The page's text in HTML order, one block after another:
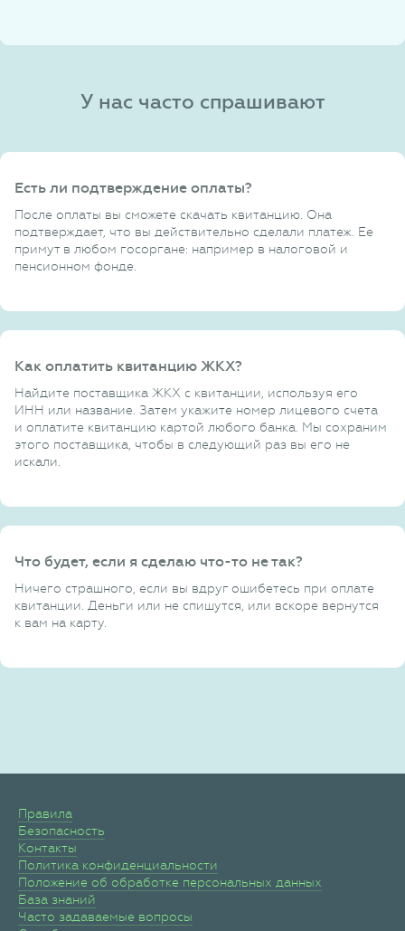
У нас часто спрашивают
Есть ли подтверждение оплаты?
После оплаты вы сможете скачать квитанцию. Она
подтверждает, что вы действительно сделали платеж. Ее
примут в любом госоргане: например в налоговой и
пенсионном фонде.
Как оплатить квитанцию ЖКХ?
Найдите поставщика ЖКХ с квитанции, используя его
ИНН или название. Затем укажите номер лицевого счета
и оплатите квитанцию картой любого банка. Мы сохраним
этого поставщика, чтобы в следующий раз вы его не
искали.
Что будет, если я сделаю что-то не так?
Ничего страшного, если вы вдруг ошибетесь при оплате
квитанции. Деньги или не спишутся, или вскоре вернутся
к вам на карту.
Правила
Безопасность
Контакты
Политика конфиденциальности
Положение об обработке персональных данных
База знаний
Часто задаваемые вопросы